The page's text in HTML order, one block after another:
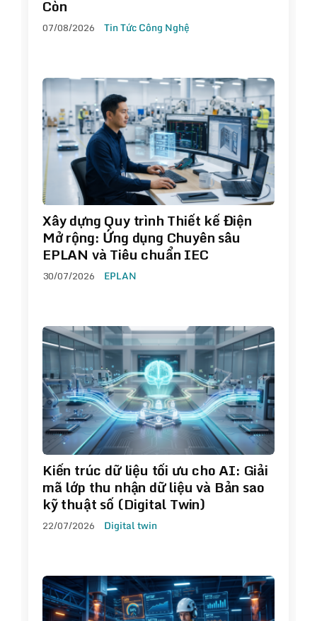
Còn
07/08/2026 Tin Tức Công Nghệ
Xây dựng Quy trình Thiết kế Điện
Mở rộng: Ứng dụng Chuyên sâu
EPLAN và Tiêu chuẩn IEC
30/07/2026 EPLAN
Kiến trúc dữ liệu tối ưu cho AI: Giải
mã lớp thu nhận dữ liệu và Bản sao
kỹ thuật số (Digital Twin)
22/07/2026 Digital twin